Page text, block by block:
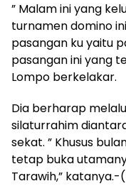
” Malam ini yang
turnamen domino
pasangan ku yaitu
pasangan ini yang
Lompo berkelakar.
Dia berharap
silaturrahim
sekat. ” Khusus
tetap buka
Tarawih,” katanya.-